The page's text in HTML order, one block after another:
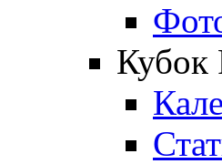
Кубок